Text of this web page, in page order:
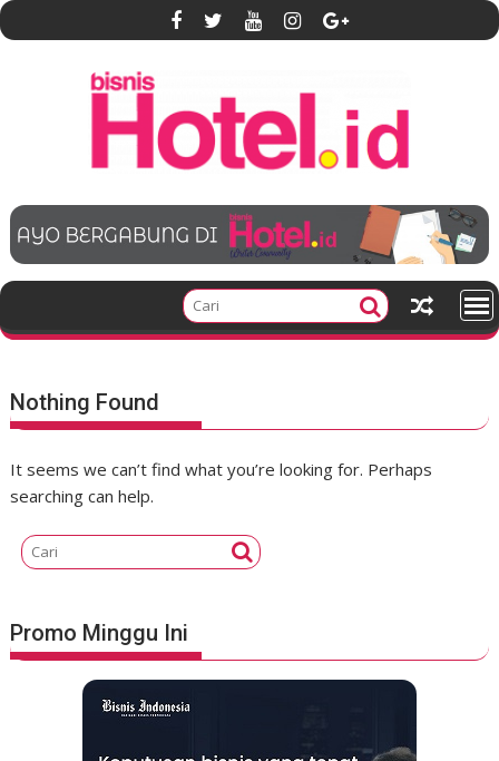
S
k
e
t
Nothing Found
It seems we can’t find what you’re looking for. Perhaps
searching can help.
Promo Minggu Ini